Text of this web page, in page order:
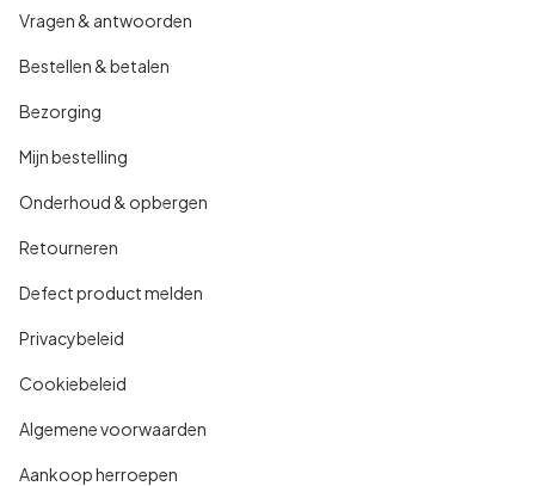
Vragen & antwoorden
Bestellen & betalen
Bezorging
Mijn bestelling
Onderhoud & opbergen
Retourneren
Defect product melden
Privacybeleid
Cookiebeleid
Algemene voorwaarden
Aankoop herroepen